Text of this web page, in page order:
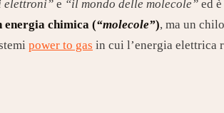
elettroni” e “il mondo delle molecole” ed
energia chimica (“molecole”), ma un
power to gas in cui l’energia elettrica